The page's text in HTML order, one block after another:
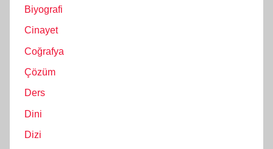
Biyografi
Cinayet
Coğrafya
Çözüm
Ders
Dini
Dizi